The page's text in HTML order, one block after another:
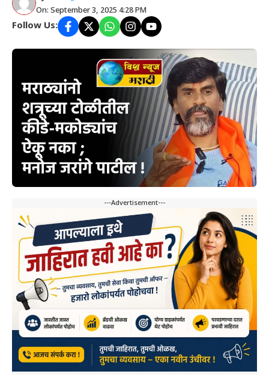
On: September 3, 2025 4:28 PM
Follow Us:
---Advertisement---